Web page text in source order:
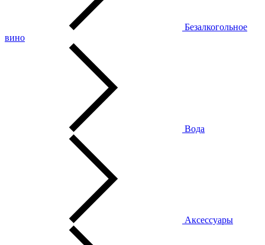
Безалкогольное
вино
Вода
Аксессуары